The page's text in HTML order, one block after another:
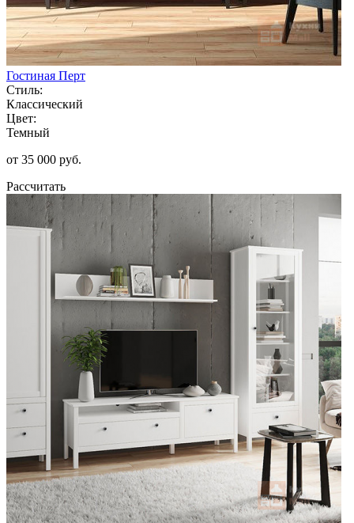
Гостиная Перт
Стиль:
Классический
Цвет:
Темный
от 35 000 руб.
Рассчитать